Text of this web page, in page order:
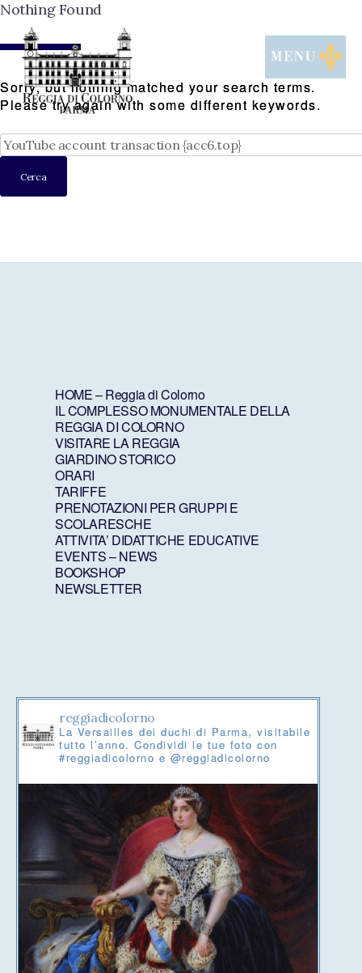
Skip
content
Nothing Found
Sorry, but nothing matched your search terms.
Please try again with some different keywords.
Ricerca
per:
HOME – Reggia di Colorno
IL COMPLESSO MONUMENTALE DELLA
REGGIA DI COLORNO
VISITARE LA REGGIA
GIARDINO STORICO
ORARI
TARIFFE
PRENOTAZIONI PER GRUPPI E
SCOLARESCHE
ATTIVITA’ DIDATTICHE EDUCATIVE
EVENTS – NEWS
BOOKSHOP
NEWSLETTER
reggiadicolorno
La Versailles dei duchi di Parma, visitabile
tutto l’anno. Condividi le tue foto con
#reggiadicolorno e @reggiadicolorno